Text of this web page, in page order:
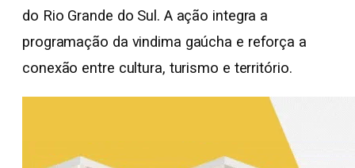
do Rio Grande do Sul. A ação integra a
programação da vindima gaúcha e reforça a
conexão entre cultura, turismo e território.